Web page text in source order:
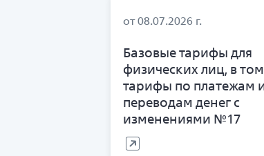
от 08.07.2026 г.
Базовые тарифы для
физических лиц, в
тарифы по платежам
переводам денег с
изменениями №17